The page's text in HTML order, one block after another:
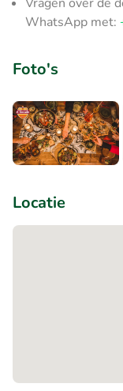
WhatsApp met:
Foto's
Locatie